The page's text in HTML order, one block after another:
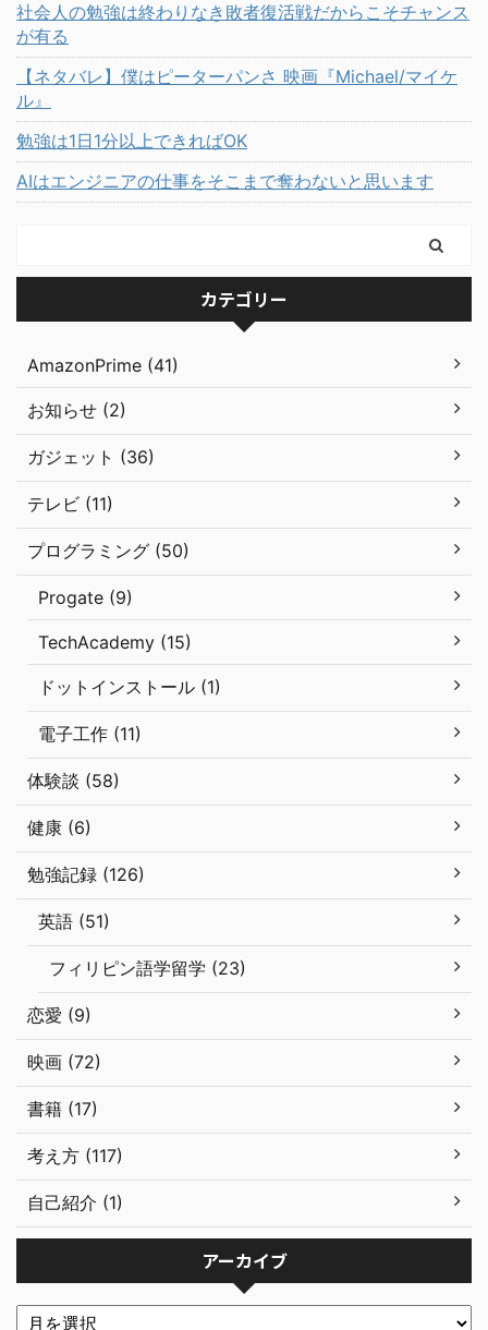
社会人の勉強は終わりなき敗者復活戦だからこそチャンス
が有る
【ネタバレ】僕はピーターパンさ 映画『Michael/マイケ
ル』
勉強は1日1分以上できればOK
AIはエンジニアの仕事をそこまで奪わないと思います
カテゴリー
AmazonPrime (41)
お知らせ (2)
ガジェット (36)
テレビ (11)
プログラミング (50)
Progate (9)
TechAcademy (15)
ドットインストール (1)
電子工作 (11)
体験談 (58)
健康 (6)
勉強記録 (126)
英語 (51)
フィリピン語学留学 (23)
恋愛 (9)
映画 (72)
書籍 (17)
考え方 (117)
自己紹介 (1)
アーカイブ